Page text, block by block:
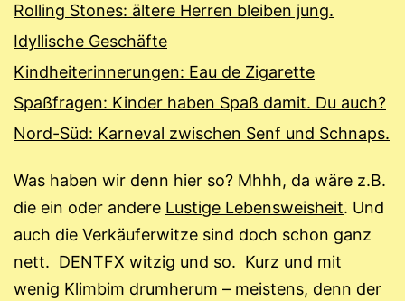
Rolling Stones: ältere Herren bleiben jung.
Idyllische Geschäfte
Kindheiterinnerungen: Eau de Zigarette
Spaßfragen: Kinder haben Spaß damit. Du auch?
Nord-Süd: Karneval zwischen Senf und Schnaps.
Was haben wir denn hier so? Mhhh, da wäre z.B.
die ein oder andere Lustige Lebensweisheit. Und
auch die Verkäuferwitze sind doch schon ganz
nett. DENTFX witzig und so. Kurz und mit
wenig Klimbim drumherum – meistens, denn der